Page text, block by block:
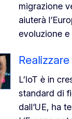
migrazione
aiuterà
evoluzione
L’IoT è in
standard di
dall’UE, ha